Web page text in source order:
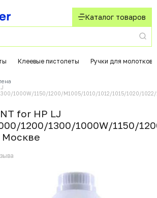
Каталог товаров
Клеевые пистолеты Ручки для молотков
1000W/1150/1200/M1005/1010/1012/1015/1020/
for HP LJ
1200/1300/1000W/1150/
Москвe